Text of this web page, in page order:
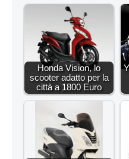
Honda Vision, lo
scooter adatto per la
città a 1800 Euro